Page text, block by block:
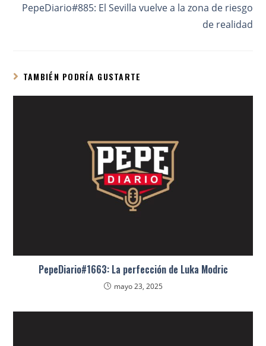
PepeDiario#885: El Sevilla vuelve a la zona de riesgo
de realidad
TAMBIÉN PODRÍA GUSTARTE
PepeDiario#1663: La perfección de Luka Modric
mayo 23, 2025